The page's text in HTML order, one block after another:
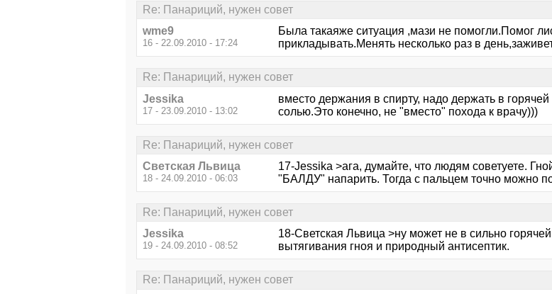
Re: Панариций, нужен совет
wme9
16 - 22.09.2010 - 17:24
Была такаяже ситуация ,мази не помогли.Помог
прикладывать.Менять несколько раз в
Re: Панариций, нужен совет
Jessika
17 - 23.09.2010 - 13:02
вместо держания в спирту, надо держать в
солью.Это конечно, не "вместо" похода к врачу)))
Re: Панариций, нужен совет
Светская Львица
18 - 24.09.2010 - 06:03
17-Jessika >ага, думайте, что людям советуете.
"БАЛДУ" напарить. Тогда с пальцем точно можно
Re: Панариций, нужен совет
Jessika
19 - 24.09.2010 - 08:52
18-Светская Львица >ну может не в сильно
вытягивания гноя и природный антисептик.
Re: Панариций, нужен совет